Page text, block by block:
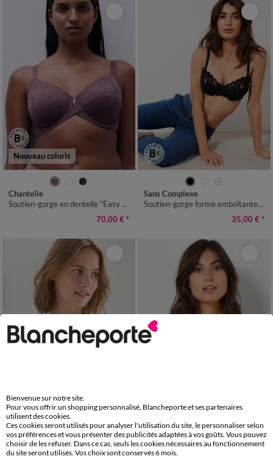
Nouveau coloris
Chantelle
Soutien-gorge en dentelle "Easy Support" de Chantelle®, avec armatures.
70,00 € *
Sans Complexe
Soutien-gorge forme emboîtante dentelle unie Arum - avec armatures
35,00 € *
Chantelle
Soutien-gorge Amazone - avec armatures
Sans Complexe
Soutien-gorge forme emboîtante dentelle unie Arum - avec armatures
Bienvenue sur notre site.
Pour vous offrir un shopping personnalisé, Blancheporte et ses partenaires
utilisent des cookies.
Ces cookies seront utilisés pour analyser l'utilisation du site, le personnaliser selon
vos préférences et vous présenter des publicités adaptées à vos goûts. Vous pouvez
choisir de les refuser. Dans ce cas, seuls les cookies nécessaires au fonctionnement
du site seront utilisés. Vos choix sont conservés 6 mois.